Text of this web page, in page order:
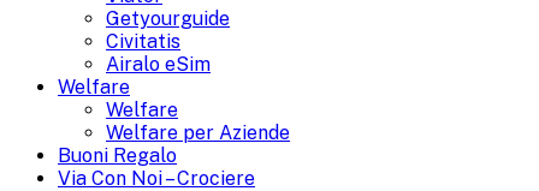
Getyourguide
Civitatis
Airalo eSim
Welfare
Welfare
Welfare per Aziende
Buoni Regalo
Via Con Noi – Crociere